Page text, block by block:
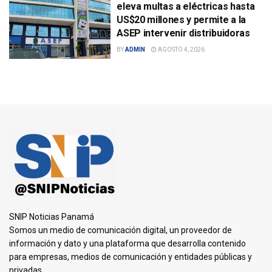
eleva multas a eléctricas hasta
US$20 millones y permite a la
ASEP intervenir distribuidoras
BYADMIN AGOSTO 4, 2026
SNIP Noticias Panamá
Somos un medio de comunicación digital, un proveedor de
información y dato y una plataforma que desarrolla contenido
para empresas, medios de comunicación y entidades públicas y